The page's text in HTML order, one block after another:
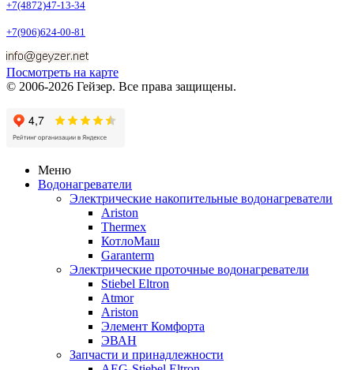
+7(4872)47-13-34
+7(906)624-00-81
Посмотреть на карте
© 2006-2026 Гейзер. Все права защищены.
Меню
Водонагреватели
Электрические накопительные водонагреватели
Ariston
Thermex
КотлоМаш
Garanterm
Электрические проточные водонагреватели
Stiebel Eltron
Atmor
Ariston
Элемент Комфорта
ЭВАН
Запчасти и принадлежности